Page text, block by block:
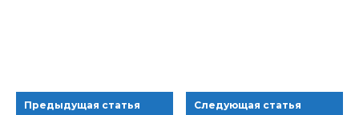
Предыдущая статья Следующая статья